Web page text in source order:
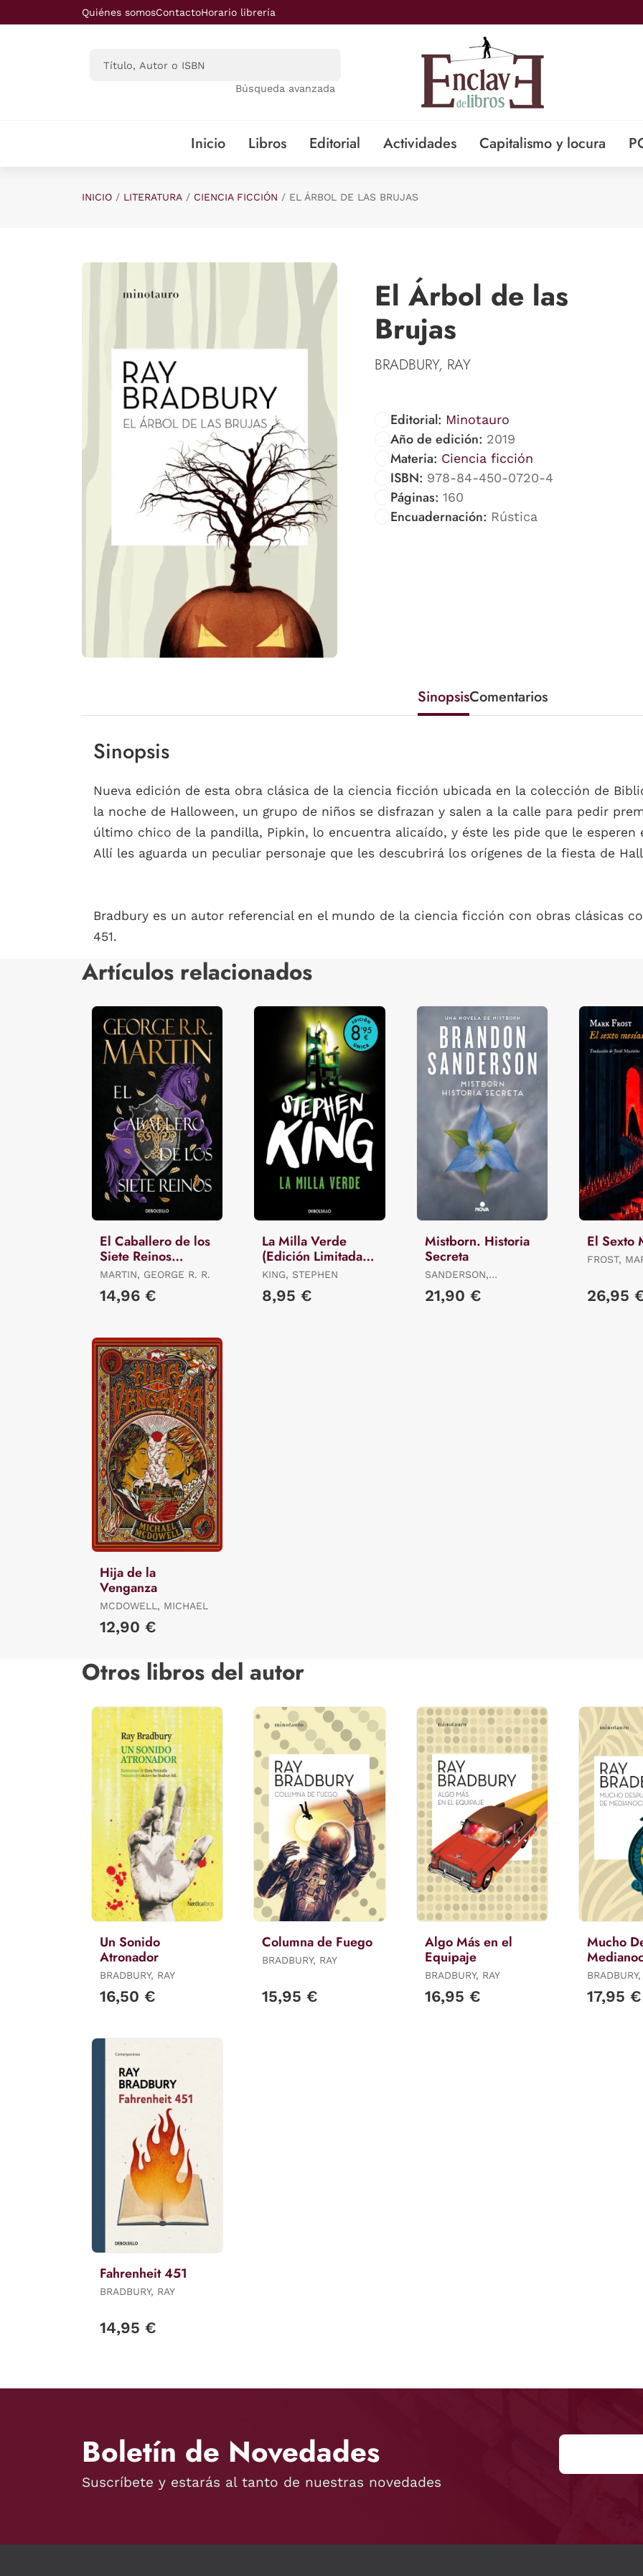
Saltar al contenido principal
Quiénes somosContactoHorario librería
Búsqueda avanzada
Inicio Libros Editorial Actividades Capitalismo y locura
INICIO LITERATURA CIENCIA FICCIÓN EL ÁRBOL DE LAS BRUJAS
El Árbol de las
Brujas
BRADBURY, RAY
Editorial: Minotauro
Año de edición: 2019
Materia: Ciencia ficción
ISBN: 978-84-450-0720-4
Páginas: 160
Encuadernación: Rústica
SinopsisComentarios
Sinopsis
Nueva edición de esta obra clásica de la ciencia ficción ubicada en la colección de
la noche de Halloween, un grupo de niños se disfrazan y salen a la calle para pedir
último chico de la pandilla, Pipkin, lo encuentra alicaído, y éste les pide que le esperen
Allí les aguarda un peculiar personaje que les descubrirá los orígenes de la fiesta de
Bradbury es un autor referencial en el mundo de la ciencia ficción con obras clásicas
451.
Artículos relacionados
El Caballero de los
Siete Reinos
(Canción de Hielo
y Fuego)
MARTIN, GEORGE R. R.
14,96 €
La Milla Verde
(Edición Limitada ·
Verano)
KING, STEPHEN
8,95 €
Mistborn. Historia
Secreta
SANDERSON,
BRANDON
21,90 €
El Sexto
FROST,
26,95
Hija de la
Venganza
MCDOWELL, MICHAEL
12,90 €
Otros libros del autor
Un Sonido
Atronador
BRADBURY, RAY
16,50 €
Columna de Fuego
BRADBURY, RAY
15,95 €
Algo Más en el
Equipaje
BRADBURY, RAY
16,95 €
Mucho
17,95 €
Fahrenheit 451
BRADBURY, RAY
14,95 €
Boletín de Novedades
Suscríbete y estarás al tanto de nuestras novedades